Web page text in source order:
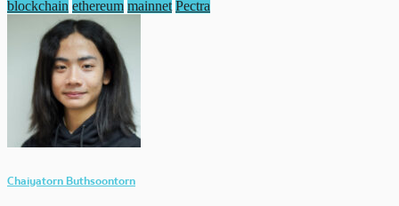
blockchain ethereum mainnet Pectra
Chaiyatorn Buthsoontorn